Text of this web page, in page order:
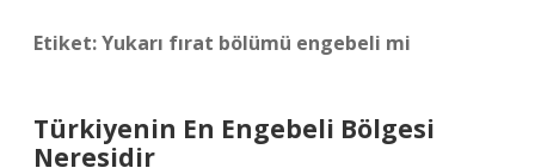
Etiket:Yukarı fırat bölümü engebeli mi
Türkiyenin En Engebeli Bölgesi
Neresidir